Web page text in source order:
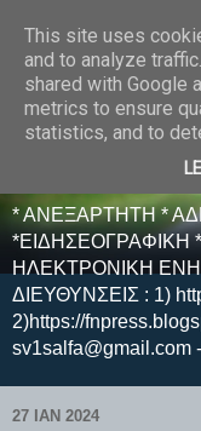
E F E N
* ΑΝΕΞΑΡΤΗΤΗ *
*ΕΙΔΗΣΕΟΓΡΑΦΙΚΗ
ΗΛΕΚΤΡΟΝΙΚΗ
ΔΙΕΥΘΥΝΣΕΙΣ : 1)
2)https://
sv1salfa@gmail.com -
27 ΙΑΝ 2024
This site uses
and to analyze
shared with Google
metrics to ensure
statistics, and to